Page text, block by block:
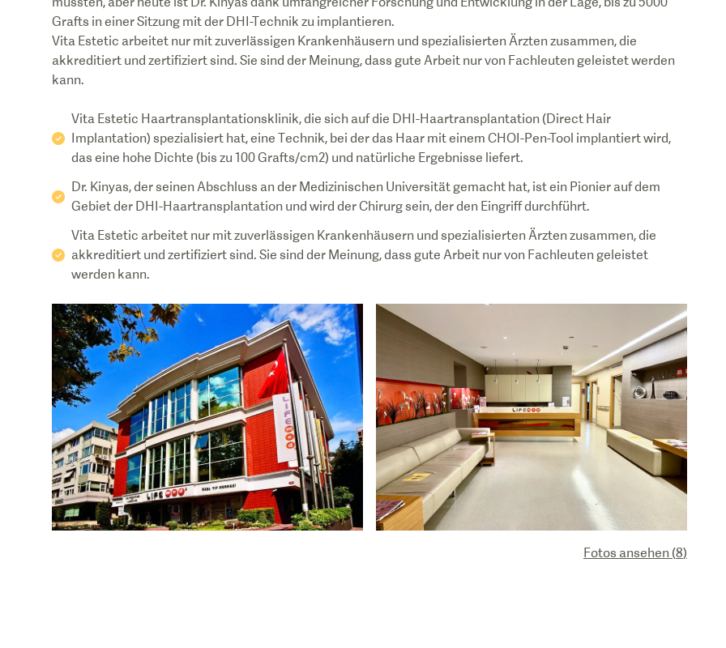
Grafts in einer Sitzung mit der DHI-Technik zu implantieren.
Vita Estetic arbeitet nur mit zuverlässigen Krankenhäusern und spezialisierten Ärzten zusammen, die
akkreditiert und zertifiziert sind. Sie sind der Meinung, dass gute Arbeit nur von Fachleuten geleistet werden
kann.
Vita Estetic Haartransplantationsklinik, die sich auf die DHI-Haartransplantation (Direct Hair
Implantation) spezialisiert hat, eine Technik, bei der das Haar mit einem CHOI-Pen-Tool implantiert wird,
das eine hohe Dichte (bis zu 100 Grafts/cm2) und natürliche Ergebnisse liefert.
Dr. Kinyas, der seinen Abschluss an der Medizinischen Universität gemacht hat, ist ein Pionier auf dem
Gebiet der DHI-Haartransplantation und wird der Chirurg sein, der den Eingriff durchführt.
Vita Estetic arbeitet nur mit zuverlässigen Krankenhäusern und spezialisierten Ärzten zusammen, die
akkreditiert und zertifiziert sind. Sie sind der Meinung, dass gute Arbeit nur von Fachleuten geleistet
werden kann.
Fotos ansehen (8)